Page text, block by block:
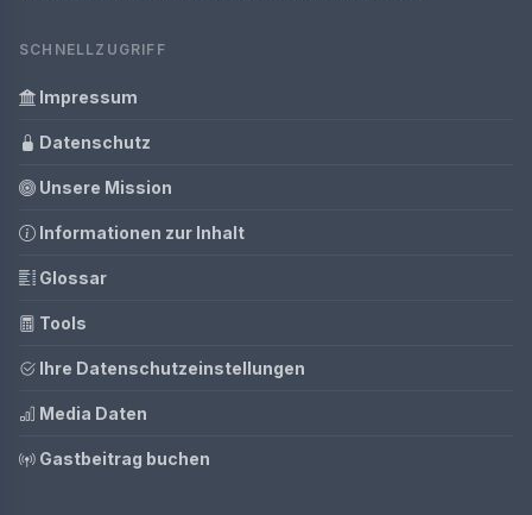
SCHNELLZUGRIFF
Impressum
Datenschutz
Unsere Mission
Informationen zur Inhalt
Glossar
Tools
Ihre Datenschutzeinstellungen
Media Daten
Gastbeitrag buchen